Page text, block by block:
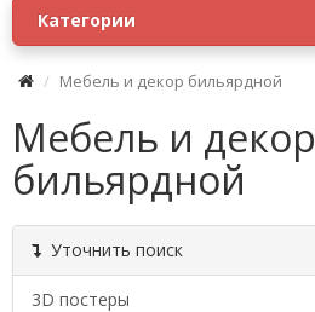
Категории
Мебель и декор бильярдной
Мебель и декор
бильярдной
Уточнить поиск
3D постеры